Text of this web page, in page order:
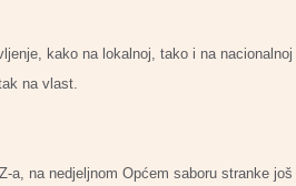
kako na lokalnoj, tako i na
na vlast.
na nedjeljnom Općem saboru stranke